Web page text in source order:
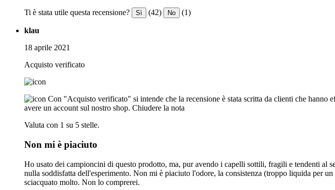
Ti è stata utile questa recensione? Sì (42) No (1)
klau
18 aprile 2021
Acquisto verificato
Con "Acquisto verificato" si intende che la recensione è stata scritta da clienti che hanno
avere un account sul nostro shop. Chiudere la nota
Valuta con 1 su 5 stelle.
Non mi è piaciuto
Ho usato dei campioncini di questo prodotto, ma, pur avendo i capelli sottili, fragili e tendenti al
nulla soddisfatta dell'esperimento. Non mi è piaciuto l'odore, la consistenza (troppo liquida per
sciacquato molto. Non lo comprerei.